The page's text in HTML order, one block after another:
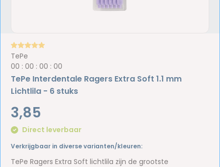
TePe
00 :00 :00 :00
TePe Interdentale Ragers Extra Soft 1.1 mm
Lichtlila - 6 stuks
3,85
Direct leverbaar
Verkrijgbaar in diverse varianten/kleuren:
TePe Ragers Extra Soft lichtlila zijn de grootste